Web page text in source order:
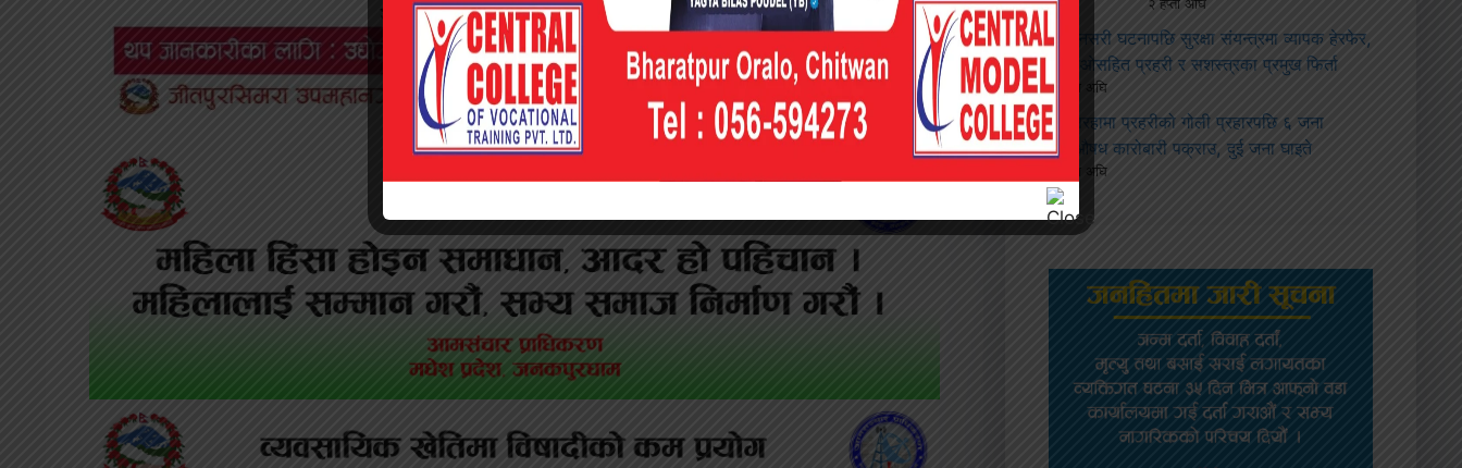
२ हप्ता अघि
सुनसरी घटनापछि सुरक्षा संयन्त्रमा व्यापक हेरफेर,
सीडीओसहित प्रहरी र सशस्त्रका प्रमुख फिर्ता
२ हप्ता अघि
सिरहामा प्रहरीको गोली प्रहारपछि ६ जना
लागूऔषध कारोबारी पक्राउ, दुई जना घाइते
२ हप्ता अघि